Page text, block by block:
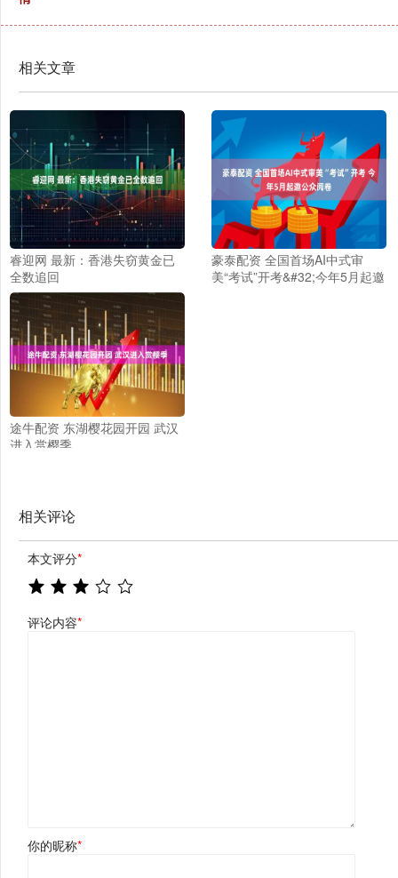
相关文章
睿迎网 最新：香港失窃黄金已
全数追回
豪泰配资 全国首场AI中式审
美“考试”开考&#32;今年5月起邀
途牛配资 东湖樱花园开园 武汉
进入赏樱季
相关评论
本文评分*
评论内容*
你的昵称*